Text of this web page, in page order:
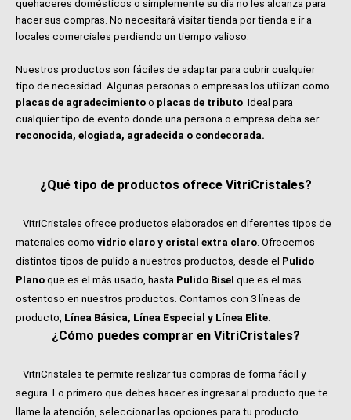
quehaceres domésticos o simplemente su día no les alcanza para
hacer sus compras. No necesitará visitar tienda por tienda e ir a
locales comerciales perdiendo un tiempo valioso.
Nuestros productos son fáciles de adaptar para cubrir cualquier
tipo de necesidad. Algunas personas o empresas los utilizan como
placas de agradecimiento o placas de tributo . Ideal para
cualquier tipo de evento donde una persona o empresa deba ser
reconocida, elogiada, agradecida o condecorada.
¿Qué tipo de productos ofrece VitriCristales?
VitriCristales ofrece productos elaborados en diferentes tipos de
materiales como vidrio claro y cristal extra claro . Ofrecemos
distintos tipos de pulido a nuestros productos, desde el Pulido
Plano que es el más usado, hasta Pulido Bisel que es el mas
ostentoso en nuestros productos. Contamos con 3 líneas de
producto, Línea Básica, Línea Especial y Línea Elite
¿Cómo puedes comprar en VitriCristales?
VitriCristales te permite realizar tus compras de forma fácil y
segura. Lo primero que debes hacer es ingresar al producto que te
llame la atención, seleccionar las opciones para tu producto